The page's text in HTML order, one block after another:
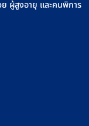
ผู้สูงอายุ และคนพิการ